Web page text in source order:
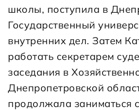
школы, поступила в
Государственный
внутренних дел. Затем
работать секретарем
заседания в
Днепропетровской
продолжала заниматься